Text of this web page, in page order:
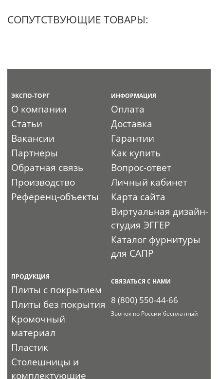
СОПУТСТВУЮЩИЕ ТОВАРЫ:
ЭКСПО-ТОРГ
О компании
Статьи
Вакансии
Партнеры
Обратная связь
Производство
Референц-объекты
ИНФОРМАЦИЯ
Оплата
Доставка
Гарантии
Как купить
Вопрос-ответ
Личный кабинет
Карта сайта
Виртуальная дизайн-
студия ЭГГЕР
Каталог фурнитуры
для САПР
ПРОДУКЦИЯ
Плиты с покрытием
Плиты без покрытия
Кромочный
материал
Пластик
Столешницы и
комплектующие
СВЯЗАТЬСЯ С НАМИ
8 (800) 550-44-66
Звонок по России бесплатный